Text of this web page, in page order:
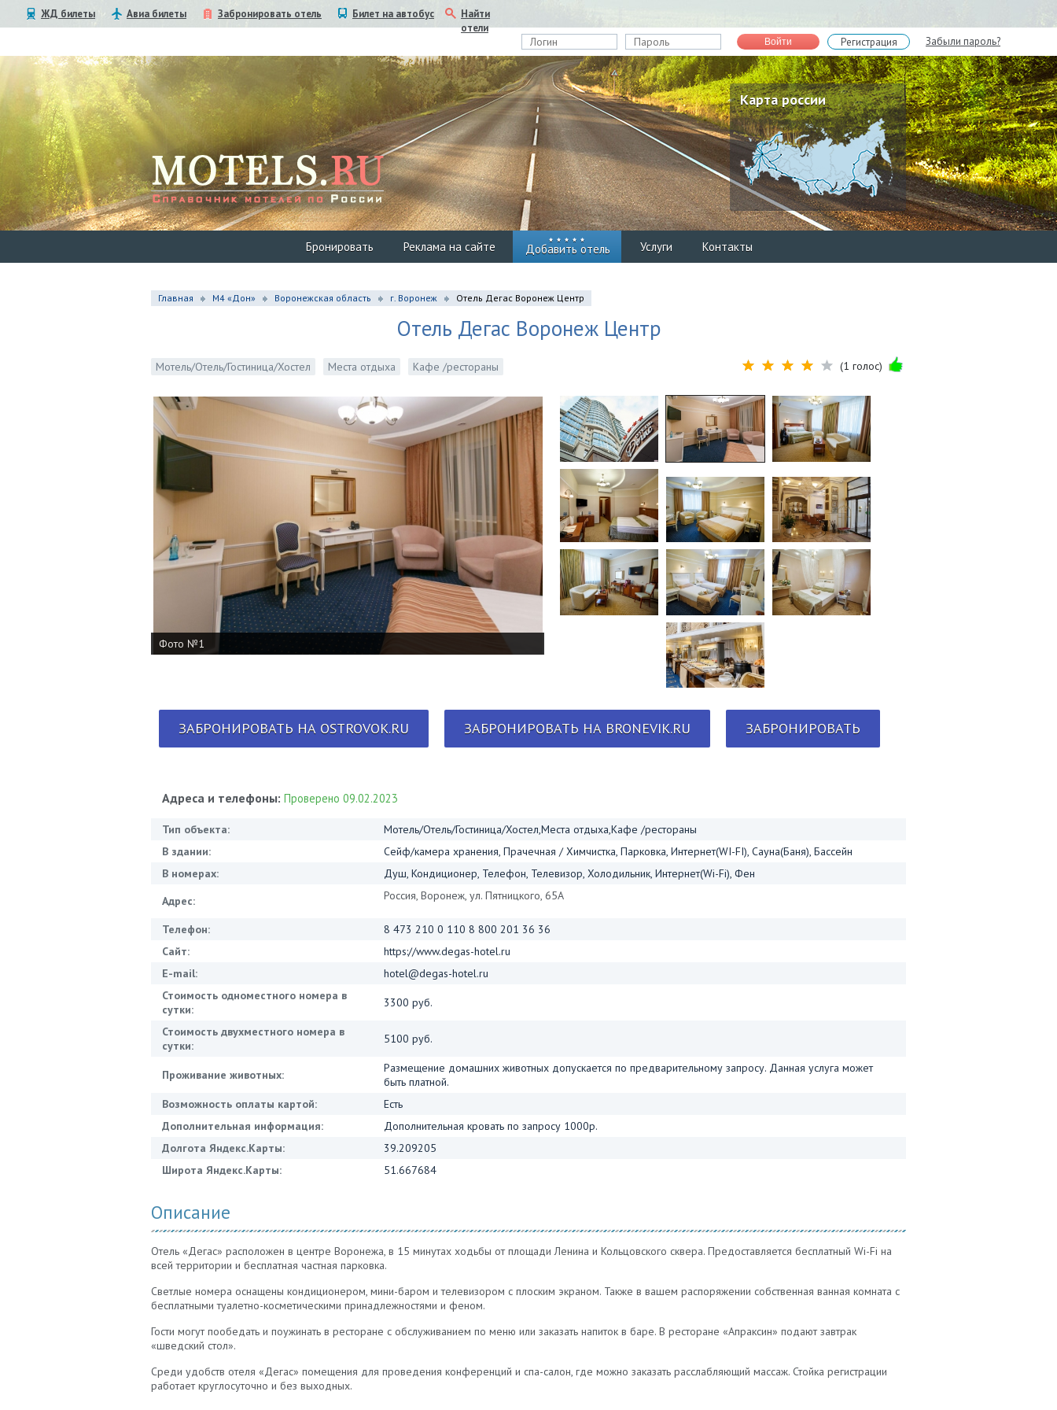
ЖД билеты Авиа билеты Забронировать отель Билет на автобус
Найти
отели
Войти Регистрация Забыли пароль?
Карта россии
Бронировать Реклама на сайте Добавить отель Услуги Контакты
Главная М4 «Дон» Воронежская область г. Воронеж Отель Дегас Воронеж Центр
Отель Дегас Воронеж Центр
Мотель/Отель/Гостиница/Хостел Места отдыха Кафе /рестораны (1 голос)
Фото №1
ЗАБРОНИРОВАТЬ НА OSTROVOK.RU ЗАБРОНИРОВАТЬ НА BRONEVIK.RU ЗАБРОНИРОВАТЬ
Адреса и телефоны: Проверено 09.02.2023
Тип объекта:
Мотель/Отель/Гостиница/Хостел,Места отдыха,Кафе /рестораны
В здании:
Сейф/камера хранения, Прачечная / Химчистка, Парковка, Интернет(WI-FI), Сауна(Баня), Бассейн
В номерах:
Душ, Кондиционер, Телефон, Телевизор, Холодильник, Интернет(Wi-Fi), Фен
Адрес:
Россия, Воронеж, ул. Пятницкого, 65А
Телефон:
8 473 210 0 110 8 800 201 36 36
Сайт:
https://www.degas-hotel.ru
E-mail:
hotel@degas-hotel.ru
Стоимость одноместного номера в
сутки:
3300 руб.
Стоимость двухместного номера в
сутки:
5100 руб.
Проживание животных:
Размещение домашних животных допускается по предварительному запросу. Данная услуга может
быть платной.
Возможность оплаты картой:
Есть
Дополнительная информация:
Дополнительная кровать по запросу 1000р.
Долгота Яндекс.Карты:
39.209205
Широта Яндекс.Карты:
51.667684
Описание
Отель «Дегас» расположен в центре Воронежа, в 15 минутах ходьбы от площади Ленина и Кольцовского сквера. Предоставляется бесплатный Wi-Fi на
всей территории и бесплатная частная парковка.
Светлые номера оснащены кондиционером, мини-баром и телевизором с плоским экраном. Также в вашем распоряжении собственная ванная комната с
бесплатными туалетно-косметическими принадлежностями и феном.
Гости могут пообедать и поужинать в ресторане с обслуживанием по меню или заказать напиток в баре. В ресторане «Апраксин» подают завтрак
«шведский стол».
Среди удобств отеля «Дегас» помещения для проведения конференций и спа-салон, где можно заказать расслабляющий массаж. Стойка регистрации
работает круглосуточно и без выходных.